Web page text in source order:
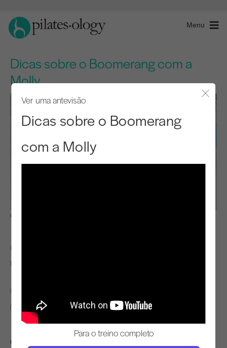
Menu
Dicas sobre o Boomerang com a
Molly
Ver uma antevisão
Dicas sobre o Boomerang
com a Molly
Para o treino completo
Observar e aprender
PROFESSOR
Molly Niles Renshaw
ENCONTRAR AULAS SEMELHANTES PARA
0 - 10 min
Outros exercícios de que poderá gostar